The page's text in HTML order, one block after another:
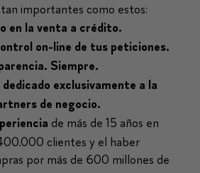
importantes como estos:
en la venta a crédito.
on-line de tus peticiones.
Siempre.
exclusivamente a la
de negocio.
de más de 15 años en
clientes y el haber
por más de 600 millones de